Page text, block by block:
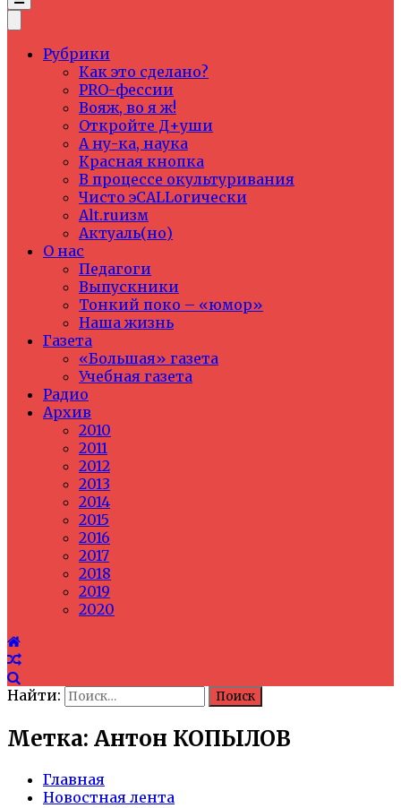
Рубрики
Как это сделано?
PRO-фессии
Вояж, во я ж!
Откройте Д+уши
А ну-ка, наука
Красная кнопка
В процессе окультуривания
Чисто эCALLогически
Alt.ruизм
Актуаль(но)
О нас
Педагоги
Выпускники
Тонкий поко – «юмор»
Наша жизнь
Газета
«Большая» газета
Учебная газета
Радио
Архив
2010
2011
2012
2013
2014
2015
2016
2017
2018
2019
2020
Найти:
Метка: Антон КОПЫЛОВ
Главная
Новостная лента